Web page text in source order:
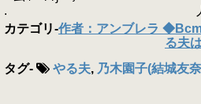
. 人 |_ノ
カテゴリ-作者：アンブレラ
る夫
タグ- やる夫, 乃木園子(結城友